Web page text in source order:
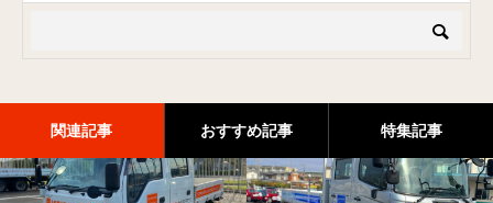
関連記事 おすすめ記事 特集記事